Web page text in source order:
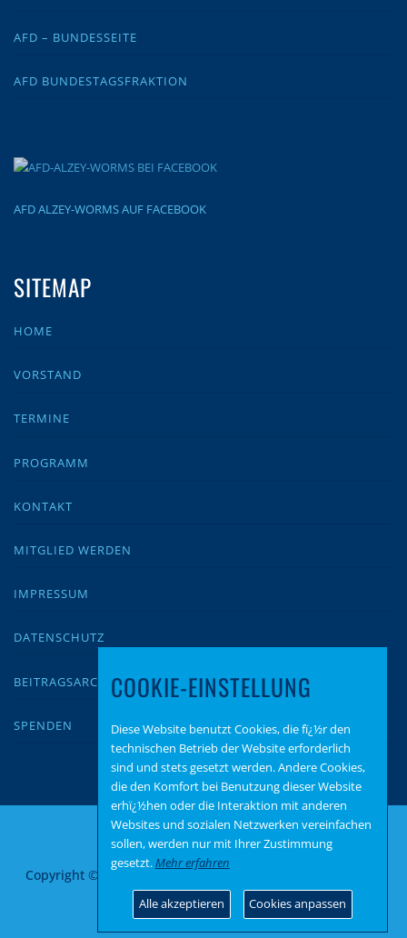
AFD – BUNDESSEITE
AFD BUNDESTAGSFRAKTION
AFD ALZEY-WORMS AUF FACEBOOK
SITEMAP
HOME
VORSTAND
TERMINE
PROGRAMM
KONTAKT
MITGLIED WERDEN
IMPRESSUM
DATENSCHUTZ
BEITRAGSARCHIV
SPENDEN
Copyright © 2026 AfD Alzey Worms
FameThemes
COOKIE-EINSTELLUNG
Diese Website benutzt Cookies, die fï¿½r den
technischen Betrieb der Website erforderlich
sind und stets gesetzt werden. Andere Cookies,
die den Komfort bei Benutzung dieser Website
erhï¿½hen oder die Interaktion mit anderen
Websites und sozialen Netzwerken vereinfachen
sollen, werden nur mit Ihrer Zustimmung
gesetzt.Mehr erfahren
Alle akzeptieren Cookies anpassen